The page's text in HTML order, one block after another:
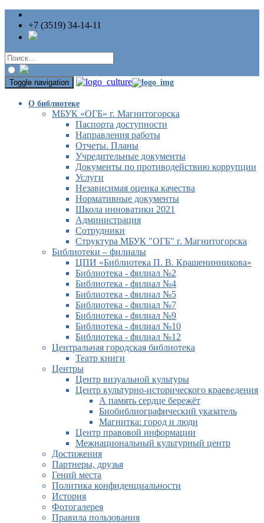
+7 (3519) 34-14-11
Toggle navigation
О библиотеке
МБУК «ОГБ» г. Магнитогорска
Паспорта доступности
Направления работы
Отчеты. Планы
Учредительные документы
Документы по противодействию коррупции
Услуги
Независимая оценка качества
Нормативные документы
Школа инноватики 2021
Администрация
Сотрудники
Структура МБУК "ОГБ" г. Магнитогорска
Библиотеки – филиалы
ЦПИ «Библиотека П. В. Крашенинникова»
Библиотека - филиал №2
Библиотека - филиал №4
Библиотека - филиал №5
Библиотека - филиал №7
Библиотека - филиал №9
Библиотека - филиал №10
Библиотека - филиал №12
Центральная городская библиотека
Театр книги
Центры
Центр визуальной культуры
Центр культурно-исторического краеведения
А память сердце бережёт
Биобиблиографический указатель
Магнитка: город и люди
Центр правовой информации
Межнациональный культурный центр
Достижения
Партнеры, друзья
Гений места
Политика конфиденциальности
История
Фотогалерея
Правила пользования